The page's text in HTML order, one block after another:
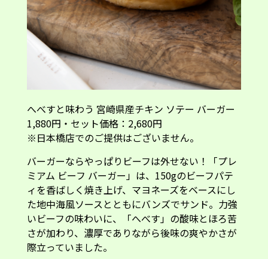
へべすと味わう 宮崎県産チキン ソテー バーガー
1,880円・セット価格：2,680円
※日本橋店でのご提供はございません。
バーガーならやっぱりビーフは外せない！「プレ
ミアム ビーフ バーガー」は、150gのビーフパテ
ィを香ばしく焼き上げ、マヨネーズをベースにし
た地中海風ソースとともにバンズでサンド。力強
いビーフの味わいに、「へべす」の酸味とほろ苦
さが加わり、濃厚でありながら後味の爽やかさが
際立っていました。